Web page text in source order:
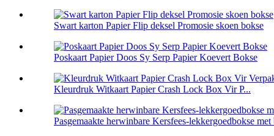
Swart karton Papier Flip deksel Promosie skoen bokse
Poskaart Papier Doos Sy Serp Papier Koevert Bokse
Kleurdruk Witkaart Papier Crash Lock Box Vir P...
Pasgemaakte herwinbare Kersfees-lekkergoedbokse met